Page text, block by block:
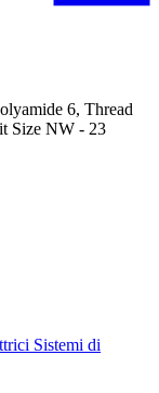
6, Thread
Size NW - 23
Sistemi di